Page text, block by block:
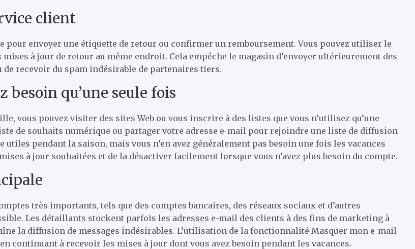
client
pour envoyer une étiquette de retour ou confirmer un remboursement. Vous pouvez utiliser le
à jour de retour au même endroit. Cela empêche le magasin d’envoyer ultérieurement des
recevoir du spam indésirable de partenaires tiers.
besoin qu’une seule fois
vous pouvez visiter des sites Web ou vous inscrire à des listes que vous n’utilisez qu’une
de souhaits numérique ou partager votre adresse e-mail pour rejoindre une liste de diffusion
pendant la saison, mais vous n’en avez généralement pas besoin une fois les vacances
à jour souhaitées et de la désactiver facilement lorsque vous n’avez plus besoin du compte.
très importants, tels que des comptes bancaires, des réseaux sociaux et d’autres
Les détaillants stockent parfois les adresses e-mail des clients à des fins de marketing à
la diffusion de messages indésirables. L’utilisation de la fonctionnalité Masquer mon e-mail
continuant à recevoir les mises à jour dont vous avez besoin pendant les vacances.